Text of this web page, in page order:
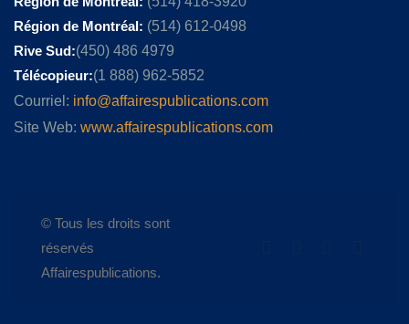
Région de Montréal: (514) 612-0498
Rive Sud:(450) 486 4979
Télécopieur:(1 888) 962-5852
Courriel: info@affairespublications.com
Site Web: www.affairespublications.com
© Tous les droits sont
réservés
Affairespublications.